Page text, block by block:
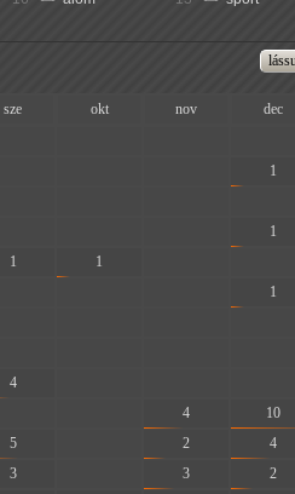
sze okt nov
dec
1
1
1 1
1
4
4
10
5 2
4
3 3
2